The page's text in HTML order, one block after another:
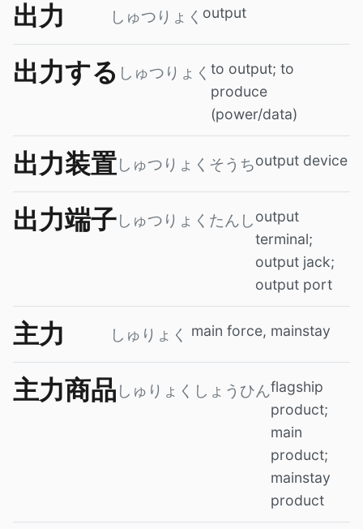
出力 しゅつりょく output
出力する しゅつりょく to output; to
produce
(power/data)
出力装置しゅつりょくそうちoutput device
出力端子しゅつりょくたんしoutput
terminal;
output jack;
output port
主力 しゅりょく main force, mainstay
主力商品 しゅりょくしょうひんflagship
product;
main
product;
mainstay
product